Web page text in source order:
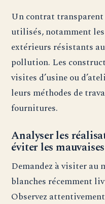
Un contrat
utilisés, notamment
extérieurs résistants
pollution. Les
visites d’usine ou
leurs méthodes de
fournitures.
Analyser les
éviter les
Demandez à visiter au
blanches récemment
Observez